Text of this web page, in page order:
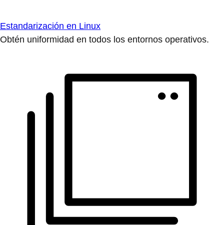
Estandarización en Linux
Obtén uniformidad en todos los entornos operativos.